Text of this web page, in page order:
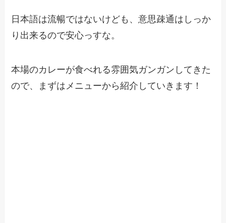
日本語は流暢ではないけども、意思疎通はしっか
り出来るので安心っすな。
本場のカレーが食べれる雰囲気ガンガンしてきた
ので、まずはメニューから紹介していきます！